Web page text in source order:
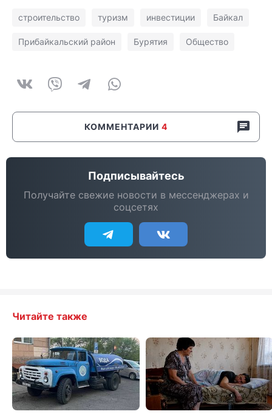
строительство туризм инвестиции Байкал
Прибайкальский район Бурятия Общество
КОММЕНТАРИИ 4
Подписывайтесь
Получайте свежие новости в мессенджерах и
соцсетях
Читайте также